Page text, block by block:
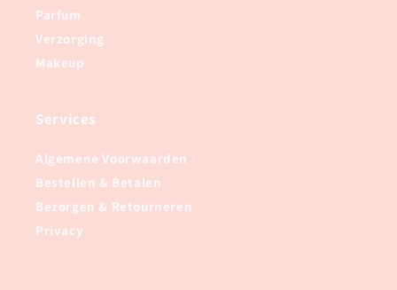
Parfum
Verzorging
Makeup
Services
Algemene Voorwaarden
Bestellen & Betalen
Bezorgen & Retourneren
Privacy